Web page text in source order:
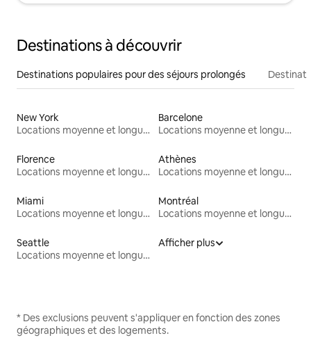
Destinations à découvrir
Destinations populaires pour des séjours prolongés
New York
Locations moyenne et longue durée
Barcelone
Locations moyenne et longue durée
Florence
Locations moyenne et longue durée
Athènes
Locations moyenne et longue durée
Miami
Locations moyenne et longue durée
Montréal
Locations moyenne et longue durée
Seattle
Locations moyenne et longue durée
Afficher plus
* Des exclusions peuvent s'appliquer en fonction des zones
géographiques et des logements.